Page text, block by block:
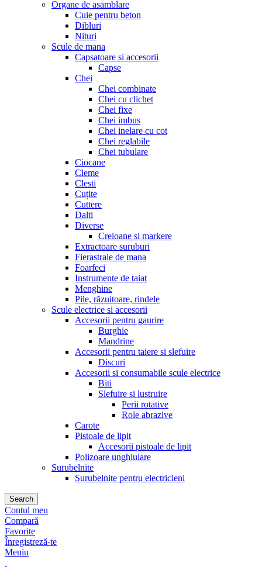
Organe de asamblare
Cuie pentru beton
Dibluri
Nituri
Scule de mana
Capsatoare si accesorii
Capse
Chei
Chei combinate
Chei cu clichet
Chei fixe
Chei imbus
Chei inelare cu cot
Chei reglabile
Chei tubulare
Ciocane
Cleme
Clesti
Cuțite
Cuttere
Dalti
Diverse
Creioane si markere
Extractoare suruburi
Fierastraie de mana
Foarfeci
Instrumente de taiat
Menghine
Pile, răzuitoare, rindele
Scule electrice si accesorii
Accesorii pentru gaurire
Burghie
Mandrine
Accesorii pentru taiere si slefuire
Discuri
Accesorii si consumabile scule electrice
Biti
Slefuire si lustruire
Perii rotative
Role abrazive
Carote
Pistoale de lipit
Accesorii pistoale de lipit
Polizoare unghiulare
Surubelnite
Surubelnite pentru electricieni
Search
Contul meu
Compară
Favorite
Înregistreză-te
Meniu